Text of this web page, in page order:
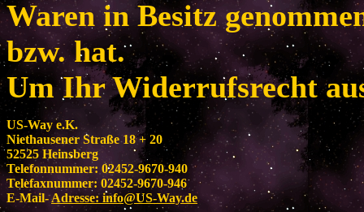
Waren in Besitz
bzw. hat.
Um Ihr Widerrufsrecht
US-Way e.K.
Niethausener Straße 18 + 20
52525 Heinsberg
Telefonnummer: 02452-9670-940
Telefaxnummer: 02452-9670-946
E-Mail-Adresse:info@US-Way.de